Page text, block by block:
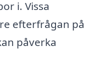
i. Vissa
efterfrågan på
påverka